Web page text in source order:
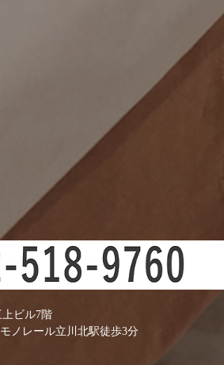
ビル7階
ノレール立川北駅徒歩3分